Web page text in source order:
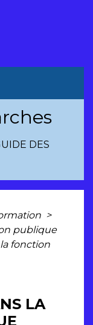
DES
>
publique
fonction
LA